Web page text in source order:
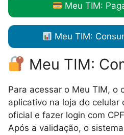
Meu TIM:
Meu TIM:
Meu TIM:
Para acessar o Meu TIM, o
aplicativo na loja do celular
oficial e fazer login com
Após a validação, o